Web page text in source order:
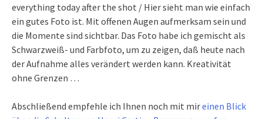
everything today after the shot / Hier sieht man wie einfach
ein gutes Foto ist. Mit offenen Augen aufmerksam sein und
die Momente sind sichtbar. Das Foto habe ich gemischt als
Schwarzweiß- und Farbfoto, um zu zeigen, daß heute nach
der Aufnahme alles verändert werden kann. Kreativität
ohne Grenzen …
Abschließend empfehle ich Ihnen noch mit mireinen Blick